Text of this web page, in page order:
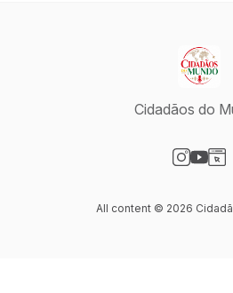
Cidadãos do
All content © 2026